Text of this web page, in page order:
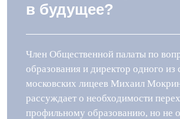
в будущее?
Член Общественной палаты по
образования и директор одного
московских лицеев Михаил
рассуждает о необходимости
профильному образованию, но не